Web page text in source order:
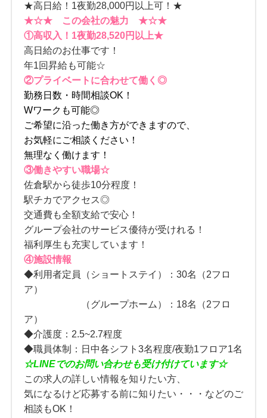
★高日給！1夜勤28,000円以上可！★
★☆★ この会社の魅力 ★☆★
①高収入！1夜勤28,520円以上★
高日給のお仕事です！
年1回昇給も可能☆
②プライベートに合わせて働く◎
勤務日数・時間相談OK！
Wワークも可能◎
ご希望に沿った働き方ができますので、
お気軽にご相談ください！
無理なく働けます！
③働きやすい職場☆
佐倉駅から徒歩10分程度！
駅チカでアクセス◎
交通費も全額支給で安心！
グループ会社のサービス優待が受けれる！
福利厚生も充実しています！
④施設情報
◆利用者定員（ショートステイ）：30名（2フロ
ア）
（グループホーム）：18名（2フロ
ア）
◆介護度：2.5~2.7程度
◆職員体制：日中各シフト3名程度/夜勤1フロア1名
☆LINEでのお問い合わせも受け付けています☆
この求人の詳しい情報を知りたい方、
気になるけど応募する前に知りたい・・・などのご
相談もOK！